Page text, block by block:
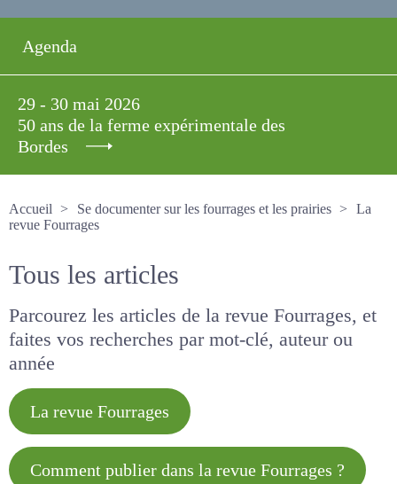
Agenda
29 - 30 mai 2026
50 ans de la ferme expérimentale des
Bordes
Accueil
Se documenter sur les fourrages et les prairies
La revue Fourrages
Tous les articles
Parcourez les articles de la revue Fourrages, et
faites vos recherches par mot-clé, auteur ou
année
La revue Fourrages
Comment publier dans la revue